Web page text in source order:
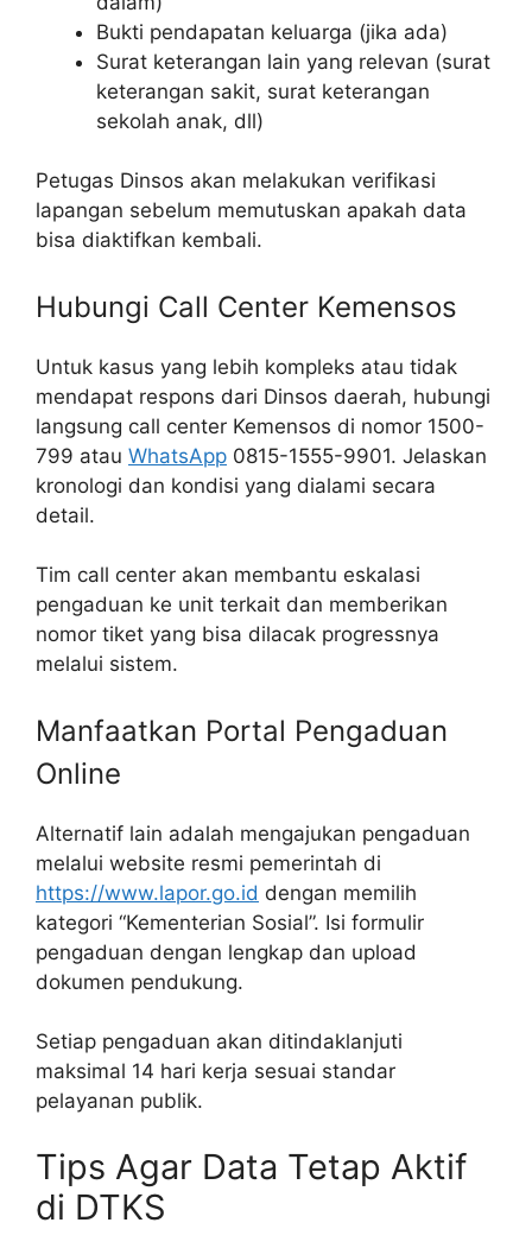
Bukti pendapatan keluarga (jika ada)
Surat keterangan lain yang relevan (surat
keterangan sakit, surat keterangan
sekolah anak, dll)
Petugas Dinsos akan melakukan verifikasi
lapangan sebelum memutuskan apakah data
bisa diaktifkan kembali.
Hubungi Call Center Kemensos
Untuk kasus yang lebih kompleks atau tidak
mendapat respons dari Dinsos daerah, hubungi
langsung call center Kemensos di nomor 1500-
799 atau WhatsApp 0815-1555-9901. Jelaskan
kronologi dan kondisi yang dialami secara
detail.
Tim call center akan membantu eskalasi
pengaduan ke unit terkait dan memberikan
nomor tiket yang bisa dilacak progressnya
melalui sistem.
Manfaatkan Portal Pengaduan
Online
Alternatif lain adalah mengajukan pengaduan
melalui website resmi pemerintah di
https://www.lapor.go.id dengan memilih
kategori “Kementerian Sosial”. Isi formulir
pengaduan dengan lengkap dan upload
dokumen pendukung.
Setiap pengaduan akan ditindaklanjuti
maksimal 14 hari kerja sesuai standar
pelayanan publik.
Tips Agar Data Tetap Aktif
di DTKS